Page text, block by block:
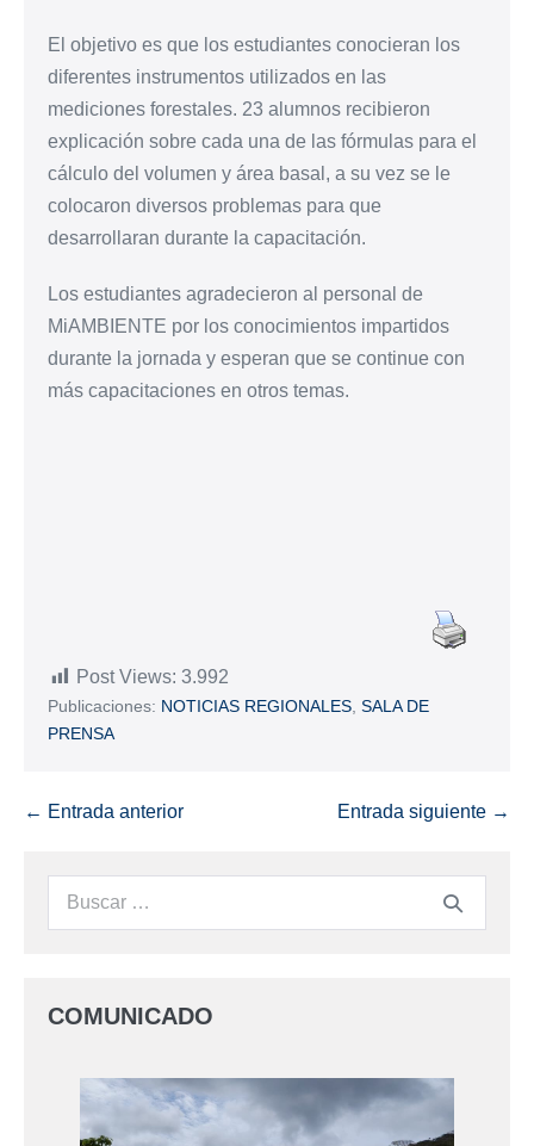
El objetivo es que los estudiantes conocieran los
diferentes instrumentos utilizados en las
mediciones forestales. 23 alumnos recibieron
explicación sobre cada una de las fórmulas para el
cálculo del volumen y área basal, a su vez se le
colocaron diversos problemas para que
desarrollaran durante la capacitación.
Los estudiantes agradecieron al personal de
MiAMBIENTE por los conocimientos impartidos
durante la jornada y esperan que se continue con
más capacitaciones en otros temas.
Post Views: 3.992
Publicaciones: NOTICIAS REGIONALES SALA DE
PRENSA
← Entrada anterior Entrada siguiente →
COMUNICADO